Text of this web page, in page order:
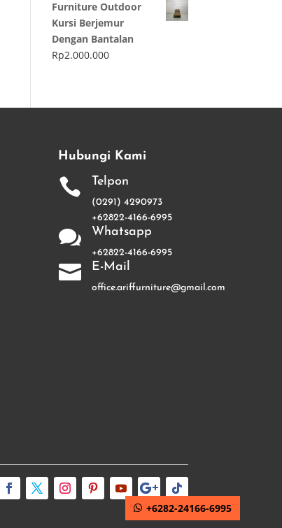
Furniture Outdoor
Kursi Berjemur
Dengan Bantalan
Rp2.000.000
Hubungi Kami
 Telpon
(0291) 4290973
+62822-4166-6995
 Whatsapp
+62822-4166-6995
 E-Mail
office.ariffurniture@gmail.com
+6282-24166-6995